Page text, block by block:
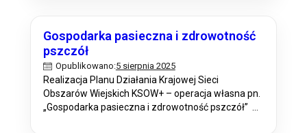
Rolniczego. W ramach realizacji operacji pn.
„Strefa wiedzy, informacji i promocji PS WPR 2023-
2027” przygotowano…
Gospodarka pasieczna i zdrowotność
pszczół
Opublikowano:5 sierpnia 2025
Realizacja Planu Działania Krajowej Sieci
Obszarów Wiejskich KSOW+ – operacja własna pn.
„Gospodarka pasieczna i zdrowotność pszczół”